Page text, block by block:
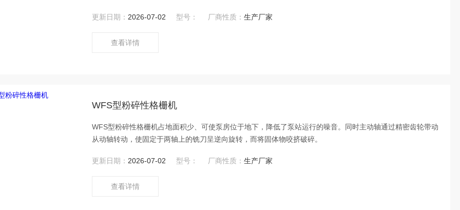
更新日期： 2026-07-02 型号： 厂商性质：生产厂家
查看详情
WFS型粉碎性格栅机
WFS型粉碎性格栅机占地面积少、可使泵房位于地下，降低了泵站运行的噪音。同时主动轴通过精密齿轮带动
从动轴转动，使固定于两轴上的铣刀呈逆向旋转，而将固体物咬挤破碎。
更新日期： 2026-07-02 型号： 厂商性质：生产厂家
查看详情